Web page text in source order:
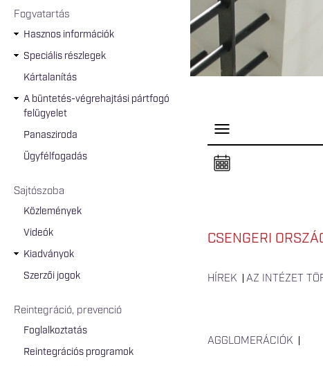
Fogvatartás
Hasznos információk
Speciális részlegek
Kártalanítás
A büntetés-végrehajtási pártfogó
felügyelet
Panasziroda
Ügyfélfogadás
Sajtószoba
Közlemények
Videók
Kiadványok
Szerzői jogok
Reintegráció, prevenció
Foglalkoztatás
Reintegrációs programok
P
e
l
s
a
CSENGERI
HÍREK AZ INTÉZET
AGGLOMERÁCIÓK